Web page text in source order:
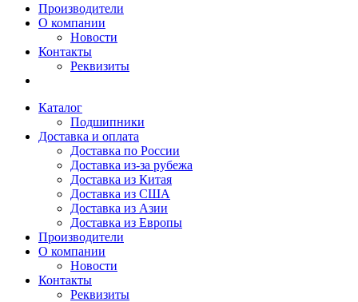
Производители
О компании
Новости
Контакты
Реквизиты
Каталог
Подшипники
Доставка и оплата
Доставка по России
Доставка из-за рубежа
Доставка из Китая
Доставка из США
Доставка из Азии
Доставка из Европы
Производители
О компании
Новости
Контакты
Реквизиты